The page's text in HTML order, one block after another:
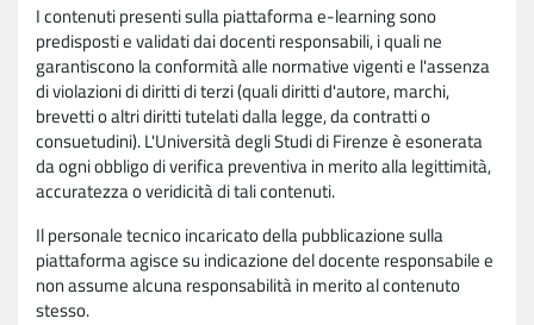
I contenuti presenti sulla piattaforma e-learning sono
predisposti e validati dai docenti responsabili, i quali ne
garantiscono la conformità alle normative vigenti e l'assenza
di violazioni di diritti di terzi (quali diritti d'autore, marchi,
brevetti o altri diritti tutelati dalla legge, da contratti o
consuetudini). L'Università degli Studi di Firenze è esonerata
da ogni obbligo di verifica preventiva in merito alla legittimità,
accuratezza o veridicità di tali contenuti.
Il personale tecnico incaricato della pubblicazione sulla
piattaforma agisce su indicazione del docente responsabile e
non assume alcuna responsabilità in merito al contenuto
stesso.